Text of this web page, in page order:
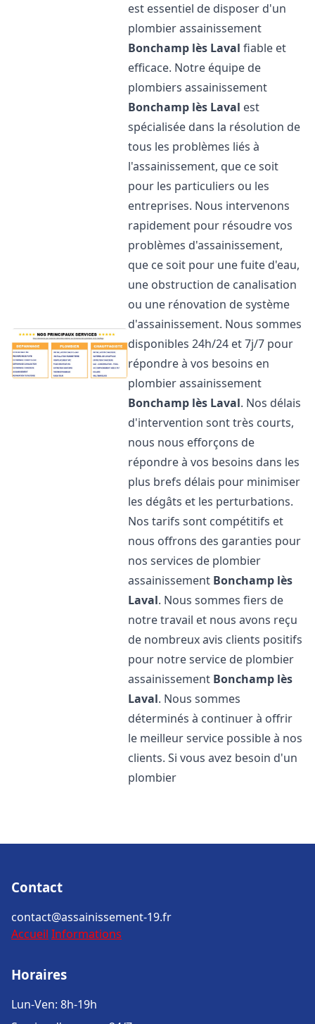
est essentiel de disposer d'un
plombier assainissement
Bonchamp lès Laval fiable et
efficace. Notre équipe de
plombiers assainissement
Bonchamp lès Laval est
spécialisée dans la résolution de
tous les problèmes liés à
l'assainissement, que ce soit
pour les particuliers ou les
entreprises. Nous intervenons
rapidement pour résoudre vos
problèmes d'assainissement,
que ce soit pour une fuite d'eau,
une obstruction de canalisation
ou une rénovation de système
d'assainissement. Nous sommes
disponibles 24h/24 et 7j/7 pour
répondre à vos besoins en
plombier assainissement
Bonchamp lès Laval. Nos délais
d'intervention sont très courts,
nous nous efforçons de
répondre à vos besoins dans les
plus brefs délais pour minimiser
les dégâts et les perturbations.
Nos tarifs sont compétitifs et
nous offrons des garanties pour
nos services de plombier
assainissement Bonchamp lès
Laval. Nous sommes fiers de
notre travail et nous avons reçu
de nombreux avis clients positifs
pour notre service de plombier
assainissement Bonchamp lès
Laval. Nous sommes
déterminés à continuer à offrir
le meilleur service possible à nos
clients. Si vous avez besoin d'un
plombier
Contact
contact@assainissement-19.fr
Accueil Informations
Horaires
Lun-Ven: 8h-19h